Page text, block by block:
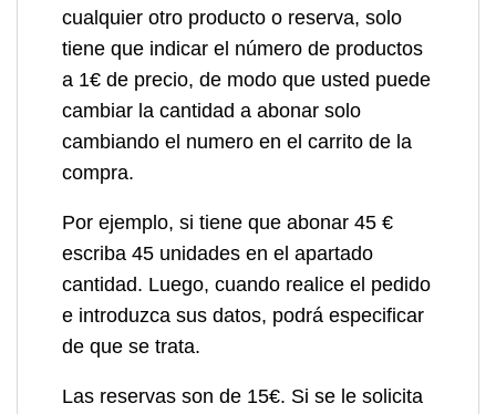
cualquier otro producto o reserva, solo
tiene que indicar el número de productos
a 1€ de precio, de modo que usted puede
cambiar la cantidad a abonar solo
cambiando el numero en el carrito de la
compra.
Por ejemplo, si tiene que abonar 45 €
escriba 45 unidades en el apartado
cantidad. Luego, cuando realice el pedido
e introduzca sus datos, podrá especificar
de que se trata.
Las reservas son de 15€. Si se le solicita